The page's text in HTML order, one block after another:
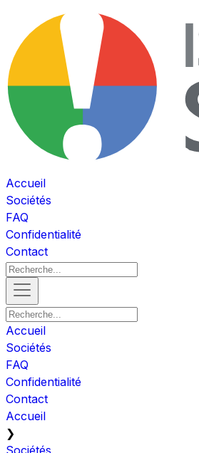
Accueil
Sociétés
FAQ
Confidentialité
Contact
Accueil
Sociétés
FAQ
Confidentialité
Contact
Accueil
❯
Sociétés